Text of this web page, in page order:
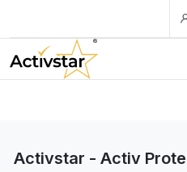
Activstar - Activ